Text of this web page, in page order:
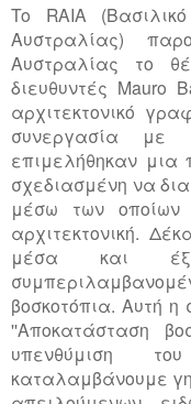
To RAIA (Βασιλικό
Αυστραλίας)
Αυστραλίας το
διευθυντές Mauro
αρχιτεκτονικό
συνεργασία με
επιμελήθηκαν μια
σχεδιασμένη να
μέσω των οποίων
αρχιτεκτονική.
μέσα και
βοσκοτόπια. Αυτή η
''Αποκατάσταση
υπενθύμιση
καταλαμβάνουμε